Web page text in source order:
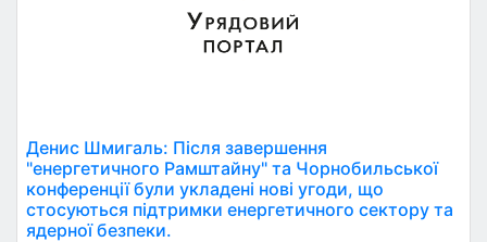
Денис Шмигаль: Після завершення
"енергетичного Рамштайну" та Чорнобильської
конференції були укладені нові угоди, що
стосуються підтримки енергетичного сектору та
ядерної безпеки.